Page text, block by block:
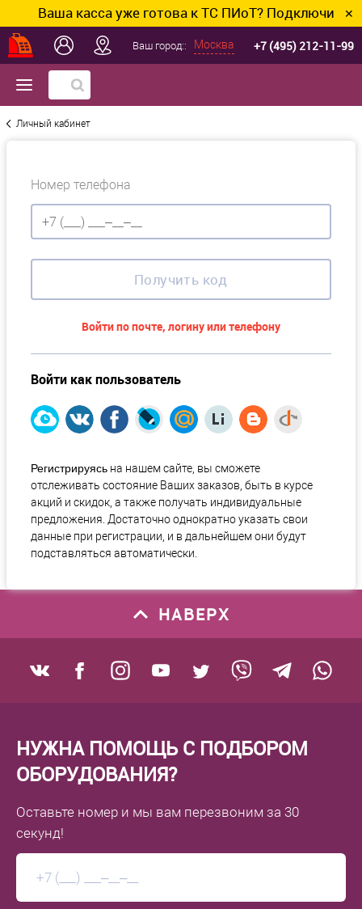
Ваша касса уже готова к ТС ПИоТ? Подключим и✕
Ваш город:: Москва +7 (495) 212-11-99
Личный кабинет
Номер телефона
Получить код
Войти по почте, логину или телефону
Войти как пользователь
Регистрируясь на нашем сайте, вы сможете
отслеживать состояние Ваших заказов, быть в курсе
акций и скидок, а также получать индивидуальные
предложения. Достаточно однократно указать свои
данные при регистрации, и в дальнейшем они будут
подставляться автоматически.
НАВЕРХ
НУЖНА ПОМОЩЬ С ПОДБОРОМ
ОБОРУДОВАНИЯ?
Оставьте номер и мы вам перезвоним за 30
секунд!